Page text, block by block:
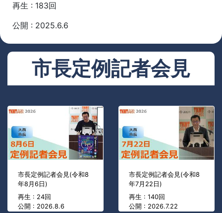
再生 : 183回
公開 : 2025.6.6
市長定例記者会見
市長定例記者会見(令和8
年8月6日)
再生 : 24回
公開 : 2026.8.6
市長定例記者会見(令和8
年7月22日)
再生 : 140回
公開 : 2026.7.22